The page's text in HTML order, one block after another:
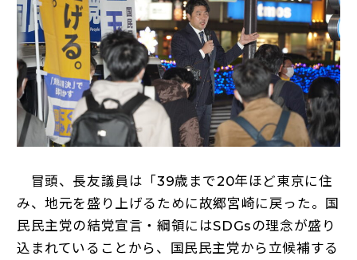
冒頭、長友議員は「39歳まで20年ほど東京に住
み、地元を盛り上げるために故郷宮崎に戻った。国
民民主党の結党宣言・綱領にはSDGsの理念が盛り
込まれていることから、国民民主党から立候補する